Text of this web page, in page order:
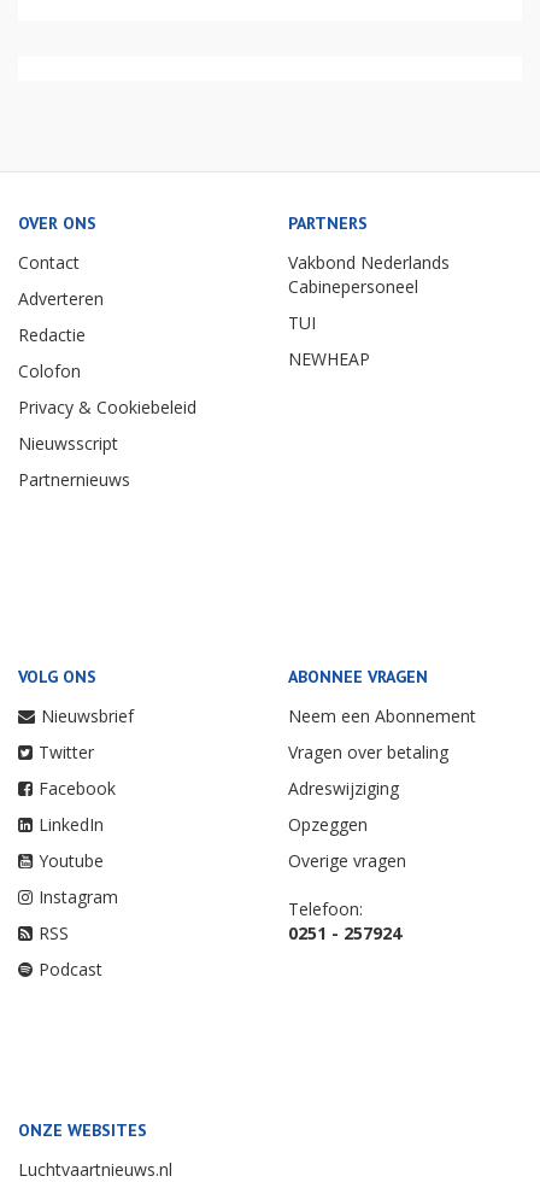
OVER ONS
Contact
Adverteren
Redactie
Colofon
Privacy & Cookiebeleid
Nieuwsscript
Partnernieuws
PARTNERS
Vakbond Nederlands
Cabinepersoneel
TUI
NEWHEAP
VOLG ONS
Nieuwsbrief
Twitter
Facebook
LinkedIn
Youtube
Instagram
RSS
Podcast
ABONNEE VRAGEN
Neem een Abonnement
Vragen over betaling
Adreswijziging
Opzeggen
Overige vragen
Telefoon:
0251 - 257924
ONZE WEBSITES
Luchtvaartnieuws.nl